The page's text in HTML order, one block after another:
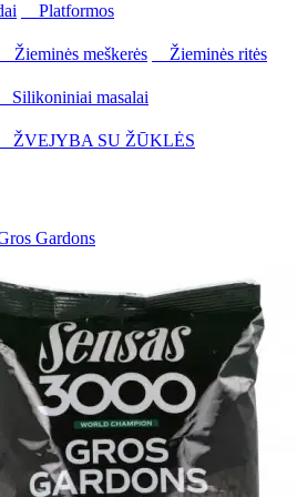
Platformos
Žieminės meškerės
Žieminės ritės
Silikoniniai masalai
ŽVEJYBA SU ŽŪKLĖS
Gardons